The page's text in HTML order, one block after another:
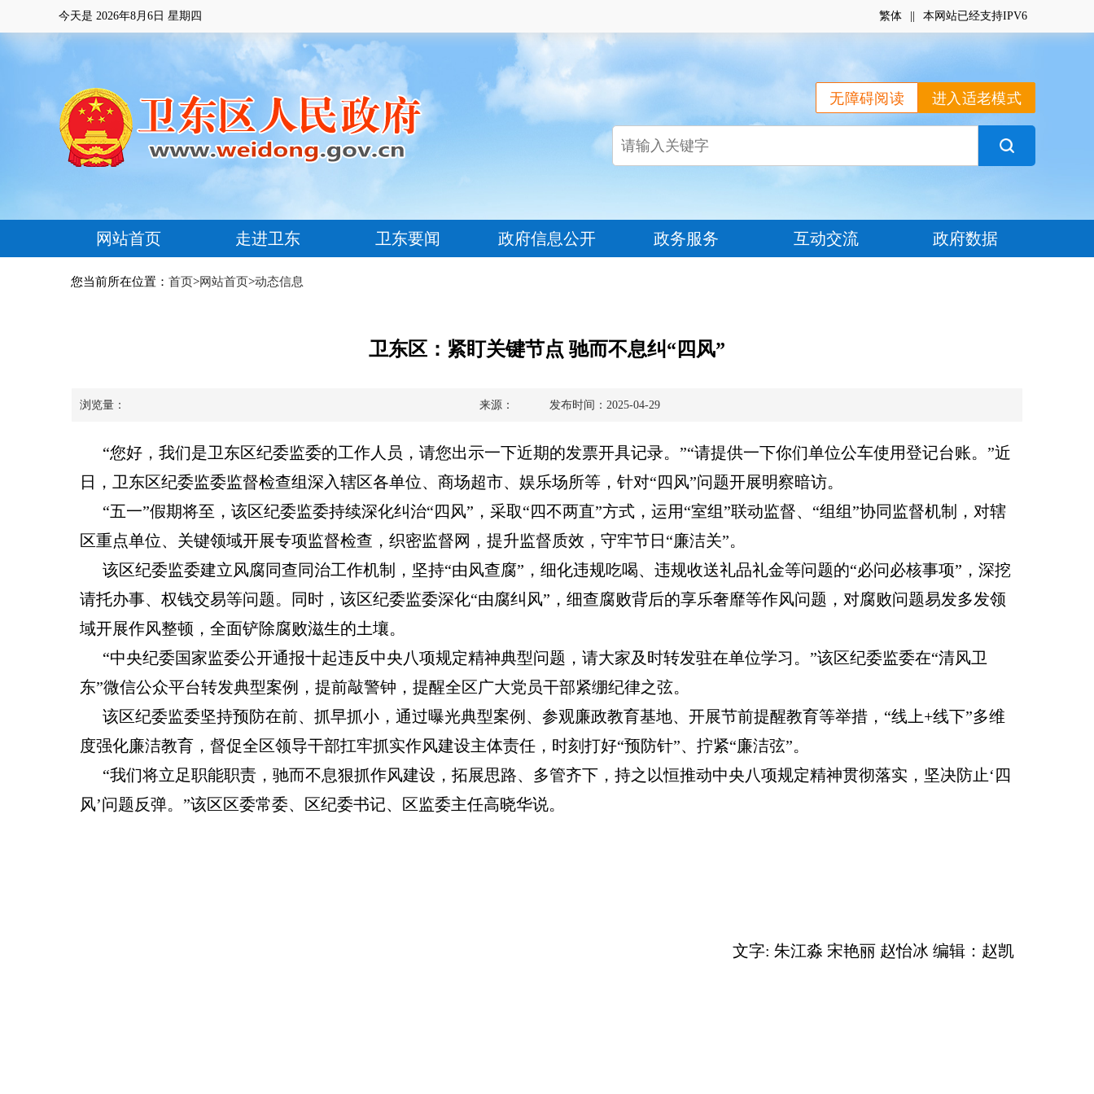
今天是 2026年8月6日 星期四 繁体 本网站已经支持IPV6
进入适老模式
无障碍阅读
网站首页 走进卫东 卫东要闻 政府信息公开 政务服务 互动交流 政府数据
您当前所在位置： 首页>网站首页>动态信息
卫东区：紧盯关键节点 驰而不息纠“四风”
来源： 发布时间：2025-04-29
浏览量：
“您好，我们是卫东区纪委监委的工作人员，请您出示一下近期的发票开具记录。”“请提供一下你们单位公车使用登记台账。”近
日，卫东区纪委监委监督检查组深入辖区各单位、商场超市、娱乐场所等，针对“四风”问题开展明察暗访。
“五一”假期将至，该区纪委监委持续深化纠治“四风”，采取“四不两直”方式，运用“室组”联动监督、“组组”协同监督机制，对辖
区重点单位、关键领域开展专项监督检查，织密监督网，提升监督质效，守牢节日“廉洁关”。
该区纪委监委建立风腐同查同治工作机制，坚持“由风查腐”，细化违规吃喝、违规收送礼品礼金等问题的“必问必核事项”，深挖
请托办事、权钱交易等问题。同时，该区纪委监委深化“由腐纠风”，细查腐败背后的享乐奢靡等作风问题，对腐败问题易发多发领
域开展作风整顿，全面铲除腐败滋生的土壤。
“中央纪委国家监委公开通报十起违反中央八项规定精神典型问题，请大家及时转发驻在单位学习。”该区纪委监委在“清风卫
东”微信公众平台转发典型案例，提前敲警钟，提醒全区广大党员干部紧绷纪律之弦。
该区纪委监委坚持预防在前、抓早抓小，通过曝光典型案例、参观廉政教育基地、开展节前提醒教育等举措，“线上+线下”多维
度强化廉洁教育，督促全区领导干部扛牢抓实作风建设主体责任，时刻打好“预防针”、拧紧“廉洁弦”。
“我们将立足职能职责，驰而不息狠抓作风建设，拓展思路、多管齐下，持之以恒推动中央八项规定精神贯彻落实，坚决防止‘四
风’问题反弹。”该区区委常委、区纪委书记、区监委主任高晓华说。
文字: 朱江淼 宋艳丽 赵怡冰 编辑：赵凯